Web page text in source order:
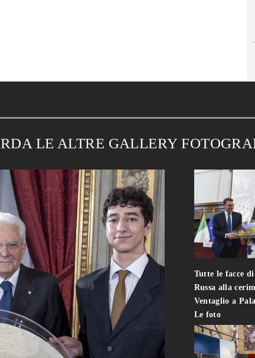
LE ALTRE GALLERY
Tutte le facce
Russa alla
Ventaglio a
Le foto